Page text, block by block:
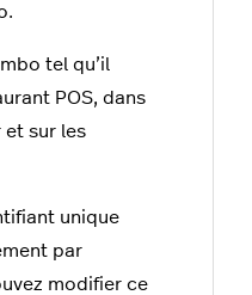
tel qu’il
POS, dans
et sur les
unique
par
modifier ce